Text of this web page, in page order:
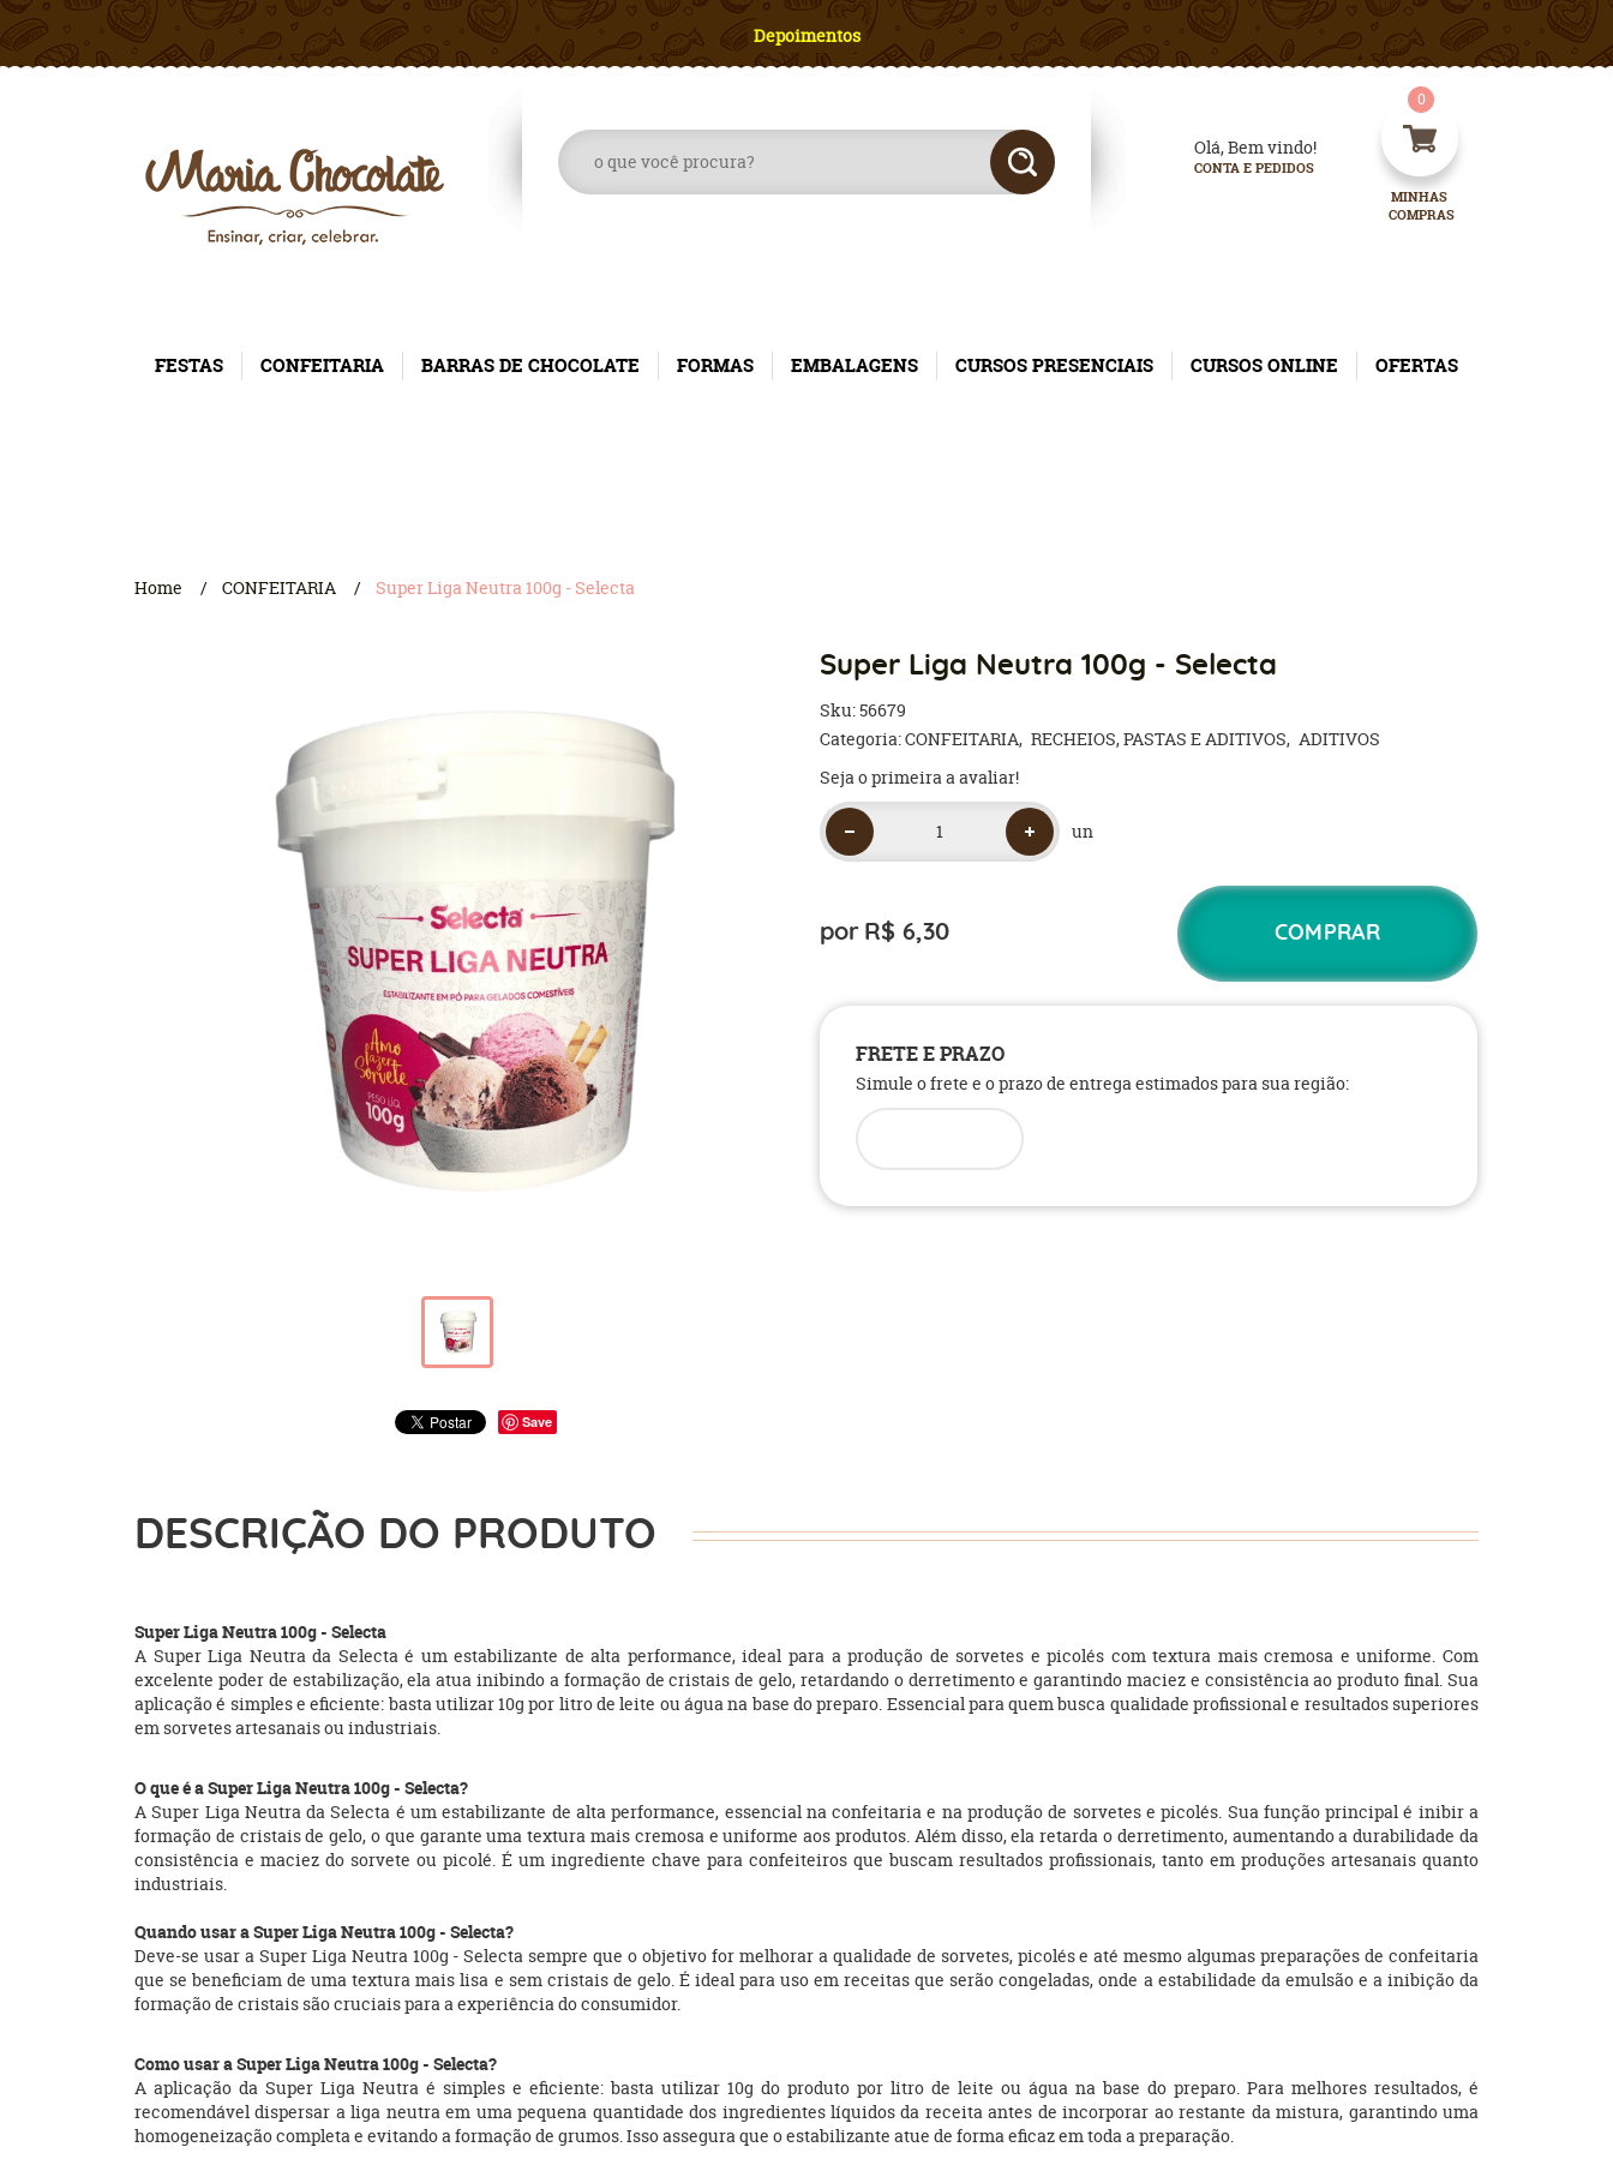
Depoimentos
Olá, Bem vindo!
CONTA E PEDIDOS
MINHAS
COMPRAS
0
FESTAS CONFEITARIA BARRAS DE CHOCOLATE FORMAS EMBALAGENS CURSOS PRESENCIAIS CURSOS ONLINE OFERTAS
Home CONFEITARIA Super Liga Neutra 100g - Selecta
Save
Super Liga Neutra 100g - Selecta
Sku:56679
Categoria:CONFEITARIA RECHEIOS, PASTAS E ADITIVOS ADITIVOS
Seja o primeira a avaliar!
un
por R$ 6,30 COMPRAR
FRETE E PRAZO
Simule o frete e o prazo de entrega estimados para sua região:
DESCRIÇÃO DO PRODUTO
Super Liga Neutra 100g - Selecta
A Super Liga Neutra da Selecta é um estabilizante de alta performance, ideal para a produção de sorvetes e picolés com textura mais cremosa e uniforme. Com
excelente poder de estabilização, ela atua inibindo a formação de cristais de gelo, retardando o derretimento e garantindo maciez e consistência ao produto final. Sua
aplicação é simples e eficiente: basta utilizar 10g por litro de leite ou água na base do preparo. Essencial para quem busca qualidade profissional e resultados superiores
em sorvetes artesanais ou industriais.
O que é a Super Liga Neutra 100g - Selecta?
A Super Liga Neutra da Selecta é um estabilizante de alta performance, essencial na confeitaria e na produção de sorvetes e picolés. Sua função principal é inibir a
formação de cristais de gelo, o que garante uma textura mais cremosa e uniforme aos produtos. Além disso, ela retarda o derretimento, aumentando a durabilidade da
consistência e maciez do sorvete ou picolé. É um ingrediente chave para confeiteiros que buscam resultados profissionais, tanto em produções artesanais quanto
industriais.
Quando usar a Super Liga Neutra 100g - Selecta?
Deve-se usar a Super Liga Neutra 100g - Selecta sempre que o objetivo for melhorar a qualidade de sorvetes, picolés e até mesmo algumas preparações de confeitaria
que se beneficiam de uma textura mais lisa e sem cristais de gelo. É ideal para uso em receitas que serão congeladas, onde a estabilidade da emulsão e a inibição da
formação de cristais são cruciais para a experiência do consumidor.
Como usar a Super Liga Neutra 100g - Selecta?
A aplicação da Super Liga Neutra é simples e eficiente: basta utilizar 10g do produto por litro de leite ou água na base do preparo. Para melhores resultados, é
recomendável dispersar a liga neutra em uma pequena quantidade dos ingredientes líquidos da receita antes de incorporar ao restante da mistura, garantindo uma
homogeneização completa e evitando a formação de grumos. Isso assegura que o estabilizante atue de forma eficaz em toda a preparação.